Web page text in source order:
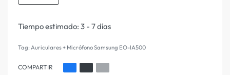
Tiempo estimado: 3 - 7 días
Tag: Auriculares + Micrófono Samsung EO-IA500
COMPARTIR